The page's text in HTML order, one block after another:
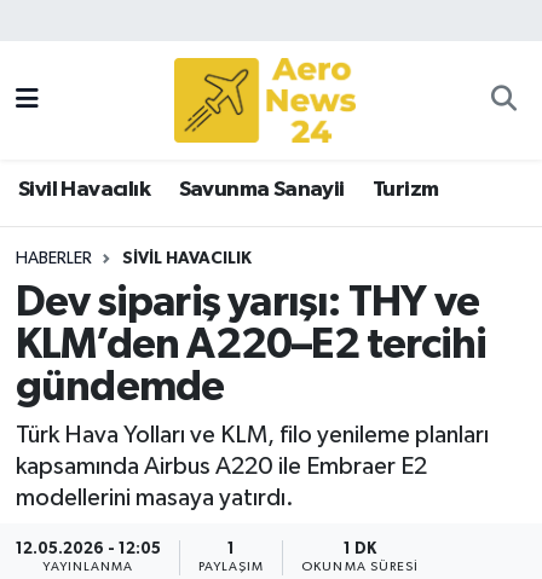
Sivil Havacılık Savunma Sanayii Turizm
HABERLER SIVIL HAVACILIK
Dev sipariş yarışı: THY ve
KLM’den A220–E2 tercihi
gündemde
Türk Hava Yolları ve KLM, filo yenileme planları
kapsamında Airbus A220 ile Embraer E2
modellerini masaya yatırdı.
12.05.2026 - 12:05
YAYINLANMA PAYLAŞIM
1 DK
OKUNMA SÜRESI